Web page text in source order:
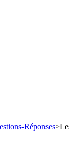
Réponses>